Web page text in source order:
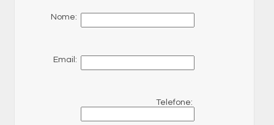
Nome:
Email:
Telefone: